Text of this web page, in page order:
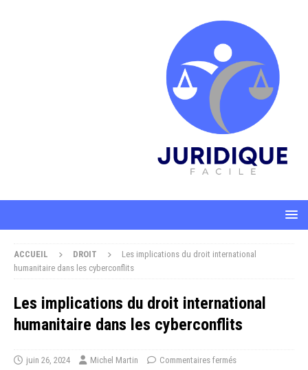
ACCUEIL DROIT
Les implications du droit international
humanitaire dans les cyberconflits
Les implications du droit international
humanitaire dans les cyberconflits
juin 26, 2024 Michel Martin Commentaires fermés